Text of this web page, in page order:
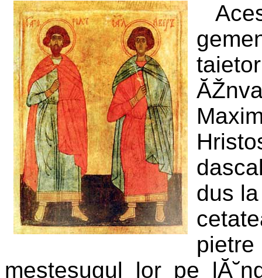
dus
mestesugul lor pe